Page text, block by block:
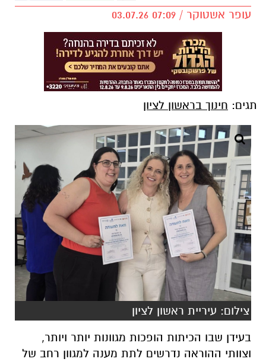
עופר אשטוקר / 07:09 03.07.26
תגים: חינוך בראשון לציון
צילום: עיריית ראשון לציון
בעידן שבו הכיתות הופכות מגוונות יותר ויותר,
וצוותי ההוראה נדרשים לתת מענה למגוון רחב של